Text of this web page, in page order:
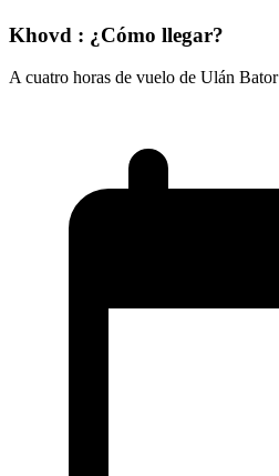
Khovd : ¿Cómo llegar?
A cuatro horas de vuelo de Ulán Bator